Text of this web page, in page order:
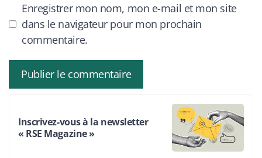
Enregistrer mon nom, mon e-mail et mon site
dans le navigateur pour mon prochain
commentaire.
Inscrivez-vous à la newsletter
« RSE Magazine »